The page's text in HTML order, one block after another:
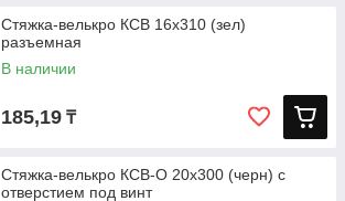
Стяжка-велькро КСВ 16х310 (зел)
разъемная
В наличии
185,19 ₸
Стяжка-велькро КСВ-О 20х300 (черн) с
отверстием под винт